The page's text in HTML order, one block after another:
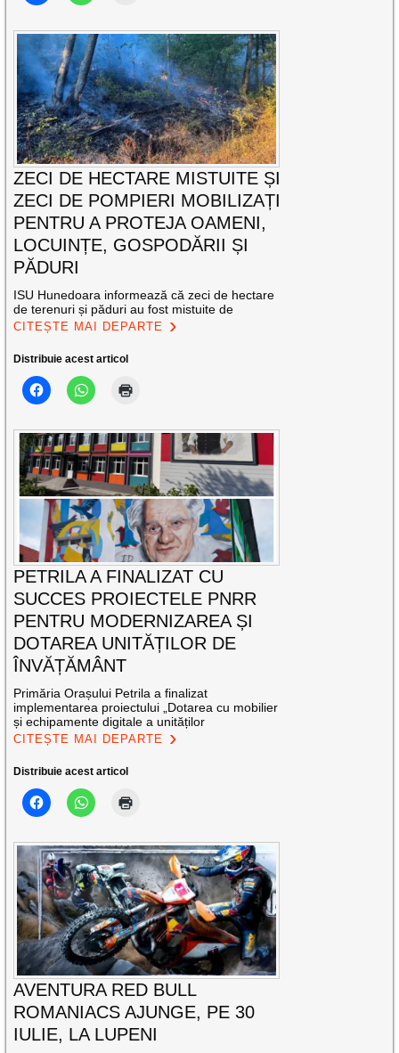
ZECI DE HECTARE MISTUITE ȘI
ZECI DE POMPIERI MOBILIZAȚI
PENTRU A PROTEJA OAMENI,
LOCUINȚE, GOSPODĂRII ȘI
PĂDURI
ISU Hunedoara informează că zeci de hectare
de terenuri și păduri au fost mistuite de
CITEȘTE MAI DEPARTE
Distribuie acest articol
PETRILA A FINALIZAT CU
SUCCES PROIECTELE PNRR
PENTRU MODERNIZAREA ȘI
DOTAREA UNITĂȚILOR DE
ÎNVĂȚĂMÂNT
Primăria Orașului Petrila a finalizat
implementarea proiectului „Dotarea cu mobilier
și echipamente digitale a unităților
CITEȘTE MAI DEPARTE
Distribuie acest articol
AVENTURA RED BULL
ROMANIACS AJUNGE, PE 30
IULIE, LA LUPENI